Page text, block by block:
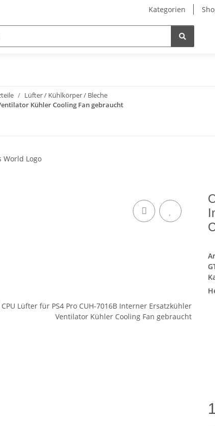
Kategorien
Lüfter / Kühlkörper / Bleche
Kühler Cooling Fan gebraucht